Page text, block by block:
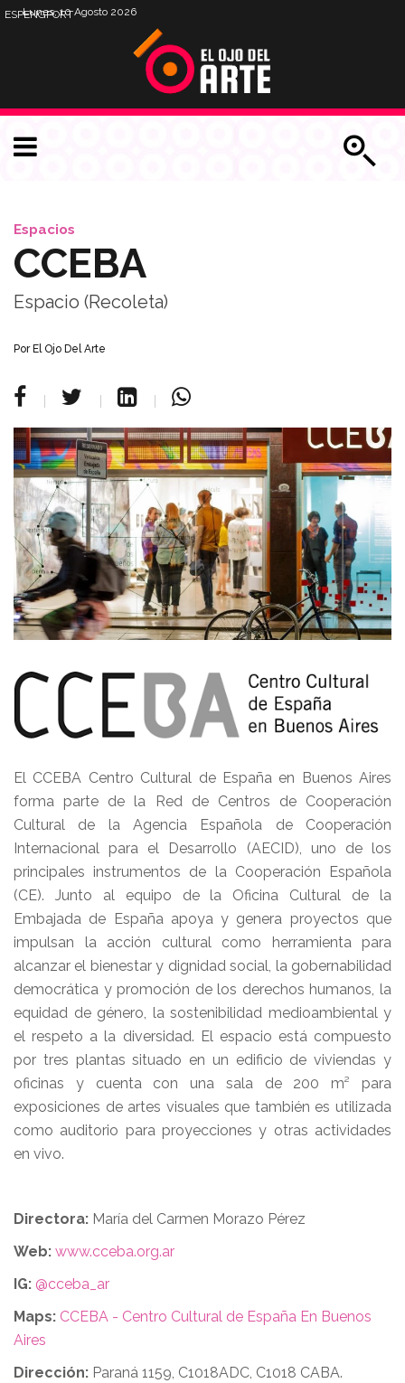
Lunes, 10 Agosto 2026
ESPENGPORT
Espacios
CCEBA
Espacio (Recoleta)
Por El Ojo Del Arte
El CCEBA Centro Cultural de España en Buenos Aires
forma parte de la Red de Centros de Cooperación
Cultural de la Agencia Española de Cooperación
Internacional para el Desarrollo (AECID), uno de los
principales instrumentos de la Cooperación Española
(CE). Junto al equipo de la Oficina Cultural de la
Embajada de España apoya y genera proyectos que
impulsan la acción cultural como herramienta para
alcanzar el bienestar y dignidad social, la gobernabilidad
democrática y promoción de los derechos humanos, la
equidad de género, la sostenibilidad medioambiental y
el respeto a la diversidad. El espacio está compuesto
por tres plantas situado en un edificio de viviendas y
oficinas y cuenta con una sala de 200 m² para
exposiciones de artes visuales que también es utilizada
como auditorio para proyecciones y otras actividades
en vivo.
Directora: María del Carmen Morazo Pérez
Web: www.cceba.org.ar
IG: @cceba_ar
Maps: CCEBA - Centro Cultural de España En Buenos
Aires
Dirección: Paraná 1159, C1018ADC, C1018 CABA.